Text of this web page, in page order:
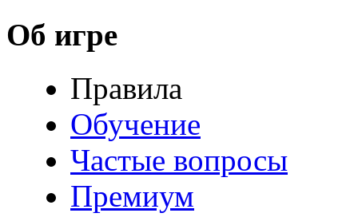
Об игре
Правила
Обучение
Частые вопросы
Премиум